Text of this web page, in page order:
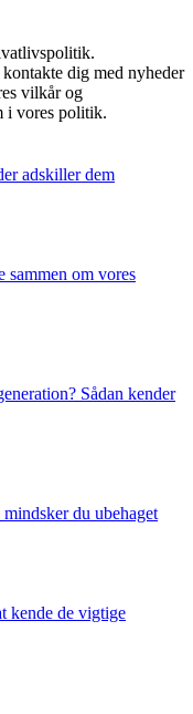
dig med nyheder
vilkår og
i vores politik.
adskiller dem
sammen om vores
Sådan kender
du ubehaget
kende de vigtige